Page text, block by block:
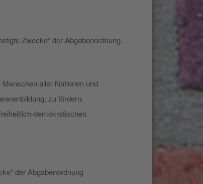
Zwecke“ der Abgabenordnung.
aller Nationen und
zu fördern.
demokratischen
der Abgabenordnung